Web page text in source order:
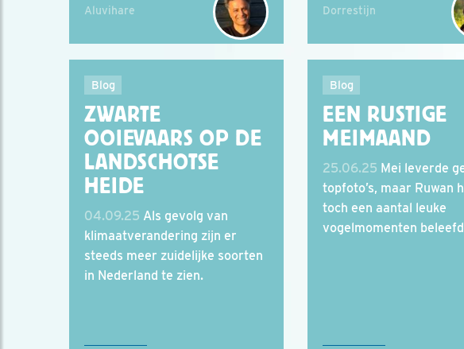
Aluvihare
Dorrestijn
Blog
ZWARTE
OOIEVAARS OP DE
LANDSCHOTSE
HEIDE
04.09.25 Als gevolg van
klimaatverandering zijn er
steeds meer zuidelijke soorten
in Nederland te zien.
Blog
EEN RUSTIGE
MEIMAAND
25.06.25 Mei leverde
topfoto’s, maar Ruwan
toch een aantal leuke
vogelmomenten